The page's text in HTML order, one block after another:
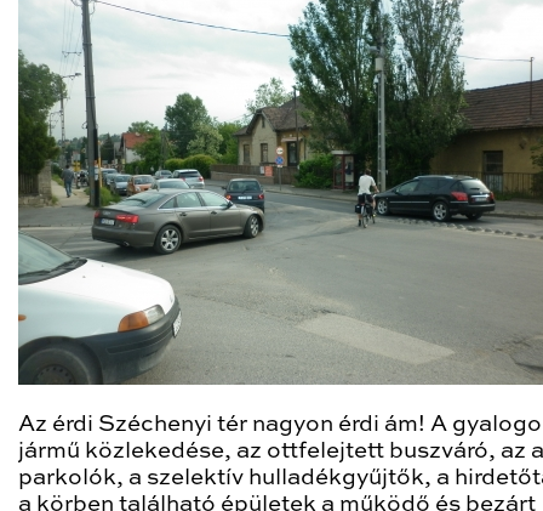
Az érdi Széchenyi tér nagyon érdi ám! A
jármű közlekedése, az ottfelejtett buszváró, az
parkolók, a szelektív hulladékgyűjtők, a
a körben található épületek a működő és bezárt